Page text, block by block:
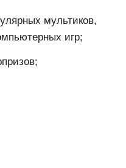
мультиков,
игр;